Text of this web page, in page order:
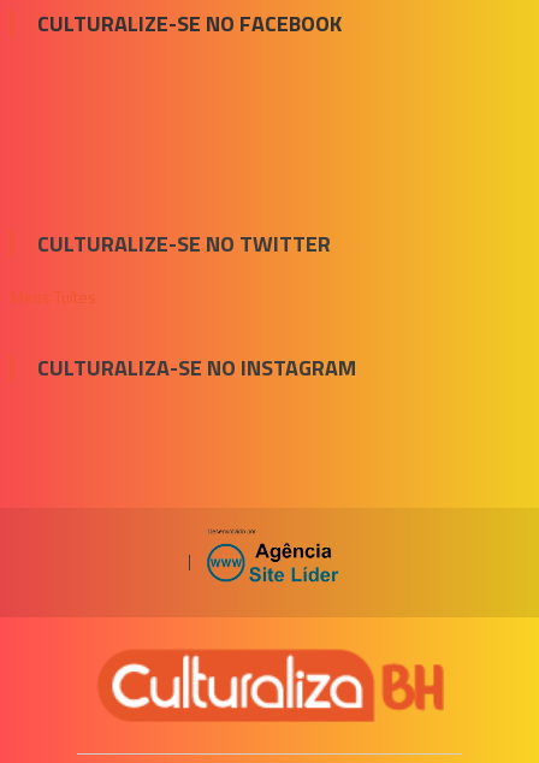
CULTURALIZE-SE NO FACEBOOK
CULTURALIZE-SE NO TWITTER
Meus Tuítes
CULTURALIZA-SE NO INSTAGRAM
|